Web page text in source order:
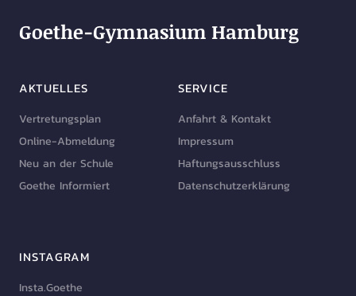
Goethe-Gymnasium Hamburg
AKTUELLES
Vertretungsplan
Online-Abmeldung
Neu an der Schule
Goethe Informiert
SERVICE
Anfahrt & Kontakt
Impressum
Haftungsausschluss
Datenschutzerklärung
INSTAGRAM
Insta.Goethe